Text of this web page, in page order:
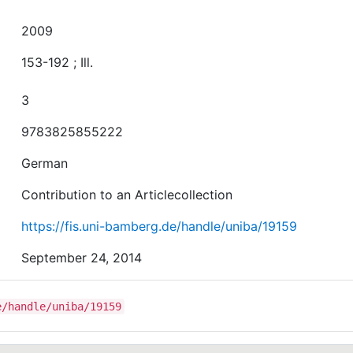
2009
153-192 ; Ill.
3
9783825855222
German
Contribution to an Articlecollection
https://fis.uni-bamberg.de/handle/uniba/19159
September 24, 2014
uniba/19159